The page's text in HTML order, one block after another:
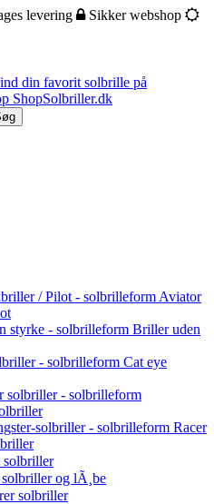
levering
Sikker webshop
Aviator
Briller uden
Cat eye
Racer
solbriller
solbriller og lÃ¸be
solbriller